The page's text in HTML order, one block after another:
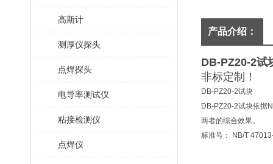
高斯计
测厚仪探头
点焊探头
电导率测试仪
粘接检测仪
点焊仪
产品介绍：
DB-PZ20-2试
非标定制！
DB-PZ20-2试块
DB-PZ20-2试块依据
两者的综合效果。
标准号： NB/T